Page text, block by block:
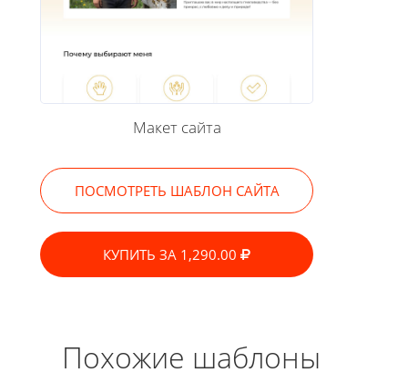
Макет сайта
ПОСМОТРЕТЬ ШАБЛОН САЙТА
КУПИТЬ ЗА 1,290.00
Похожие шаблоны